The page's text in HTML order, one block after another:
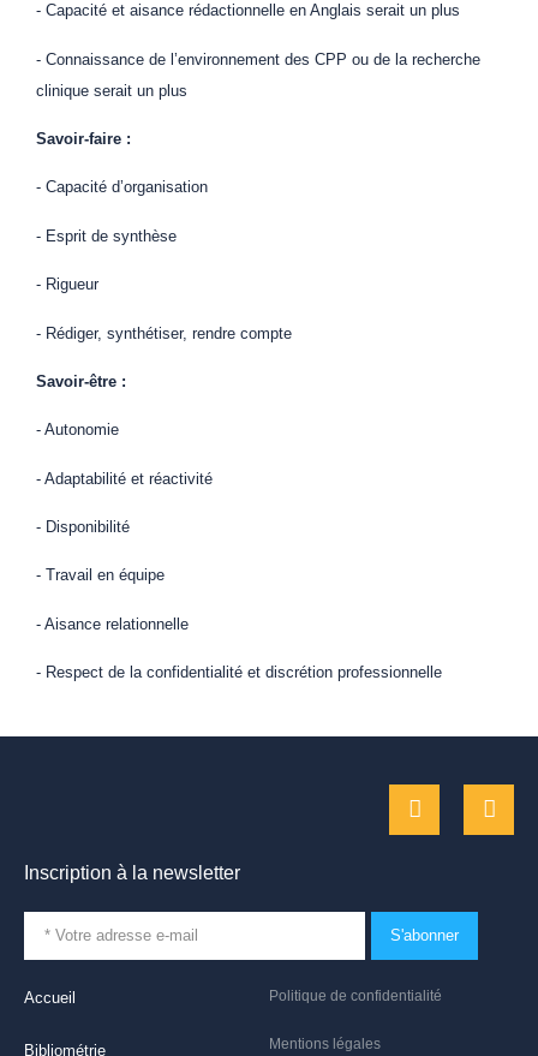
- Capacité et aisance rédactionnelle en Anglais serait un plus
- Connaissance de l’environnement des CPP ou de la recherche
clinique serait un plus
Savoir-faire :
- Capacité d’organisation
- Esprit de synthèse
- Rigueur
- Rédiger, synthétiser, rendre compte
Savoir-être :
- Autonomie
- Adaptabilité et réactivité
- Disponibilité
- Travail en équipe
- Aisance relationnelle
- Respect de la confidentialité et discrétion professionnelle
Politique de confidentialité
Mentions légales
Accueil
Bibliométrie
Inscription à la newsletter
S'abonner